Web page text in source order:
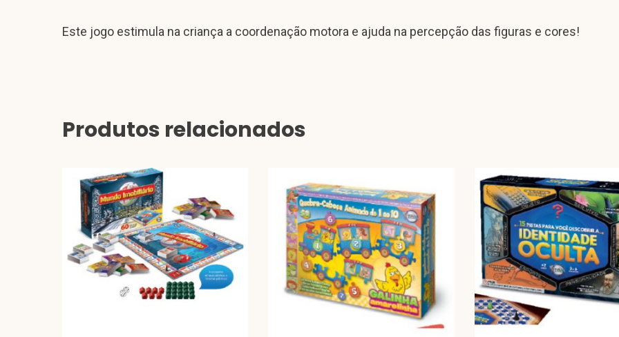
Este jogo estimula na criança a coordenação motora e ajuda na percepção das figuras e cores!
Produtos relacionados